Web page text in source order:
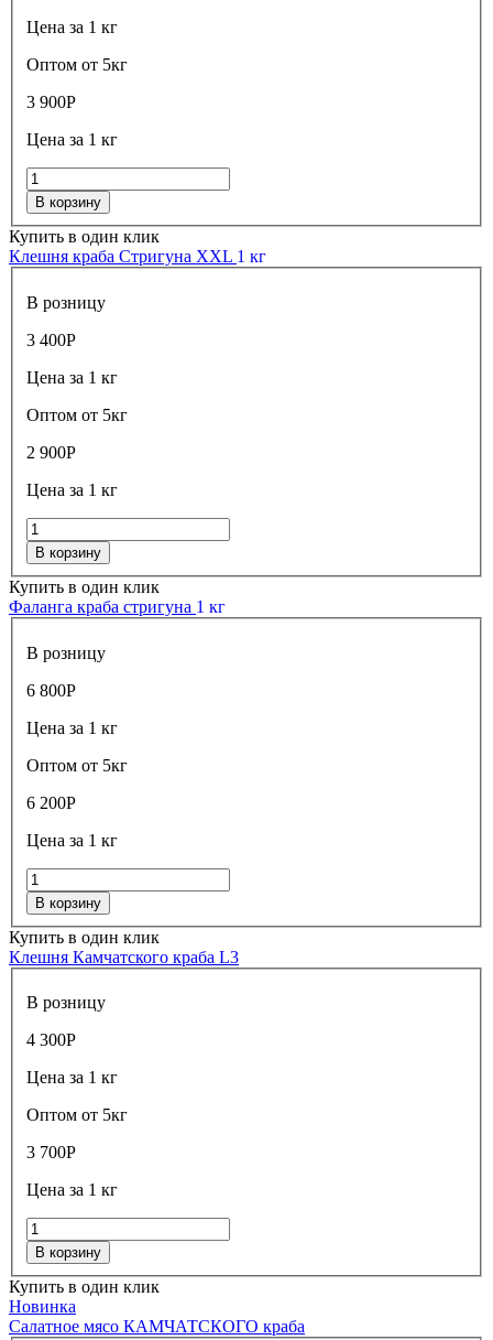
Цена за 1 кг
Оптом от 5кг
3 900Р
Цена за 1 кг
В корзину
Купить в один клик
Клешня краба Стригуна XXL 1 кг
В розницу
3 400Р
Цена за 1 кг
Оптом от 5кг
2 900Р
Цена за 1 кг
В корзину
Купить в один клик
Фаланга краба стригуна 1 кг
В розницу
6 800Р
Цена за 1 кг
Оптом от 5кг
6 200Р
Цена за 1 кг
В корзину
Купить в один клик
Клешня Камчатского краба L3
В розницу
4 300Р
Цена за 1 кг
Оптом от 5кг
3 700Р
Цена за 1 кг
В корзину
Купить в один клик
Новинка
Салатное мясо КАМЧАТСКОГО краба